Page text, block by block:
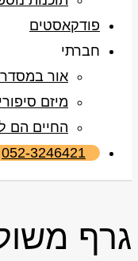
פודקאסטים
חברתי
אור
מיזם
החיים הם
052-3246421
גרף